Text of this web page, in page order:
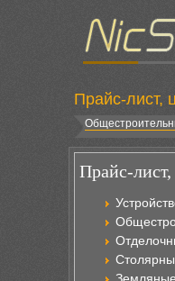
Прайс-лист,
Прайс-